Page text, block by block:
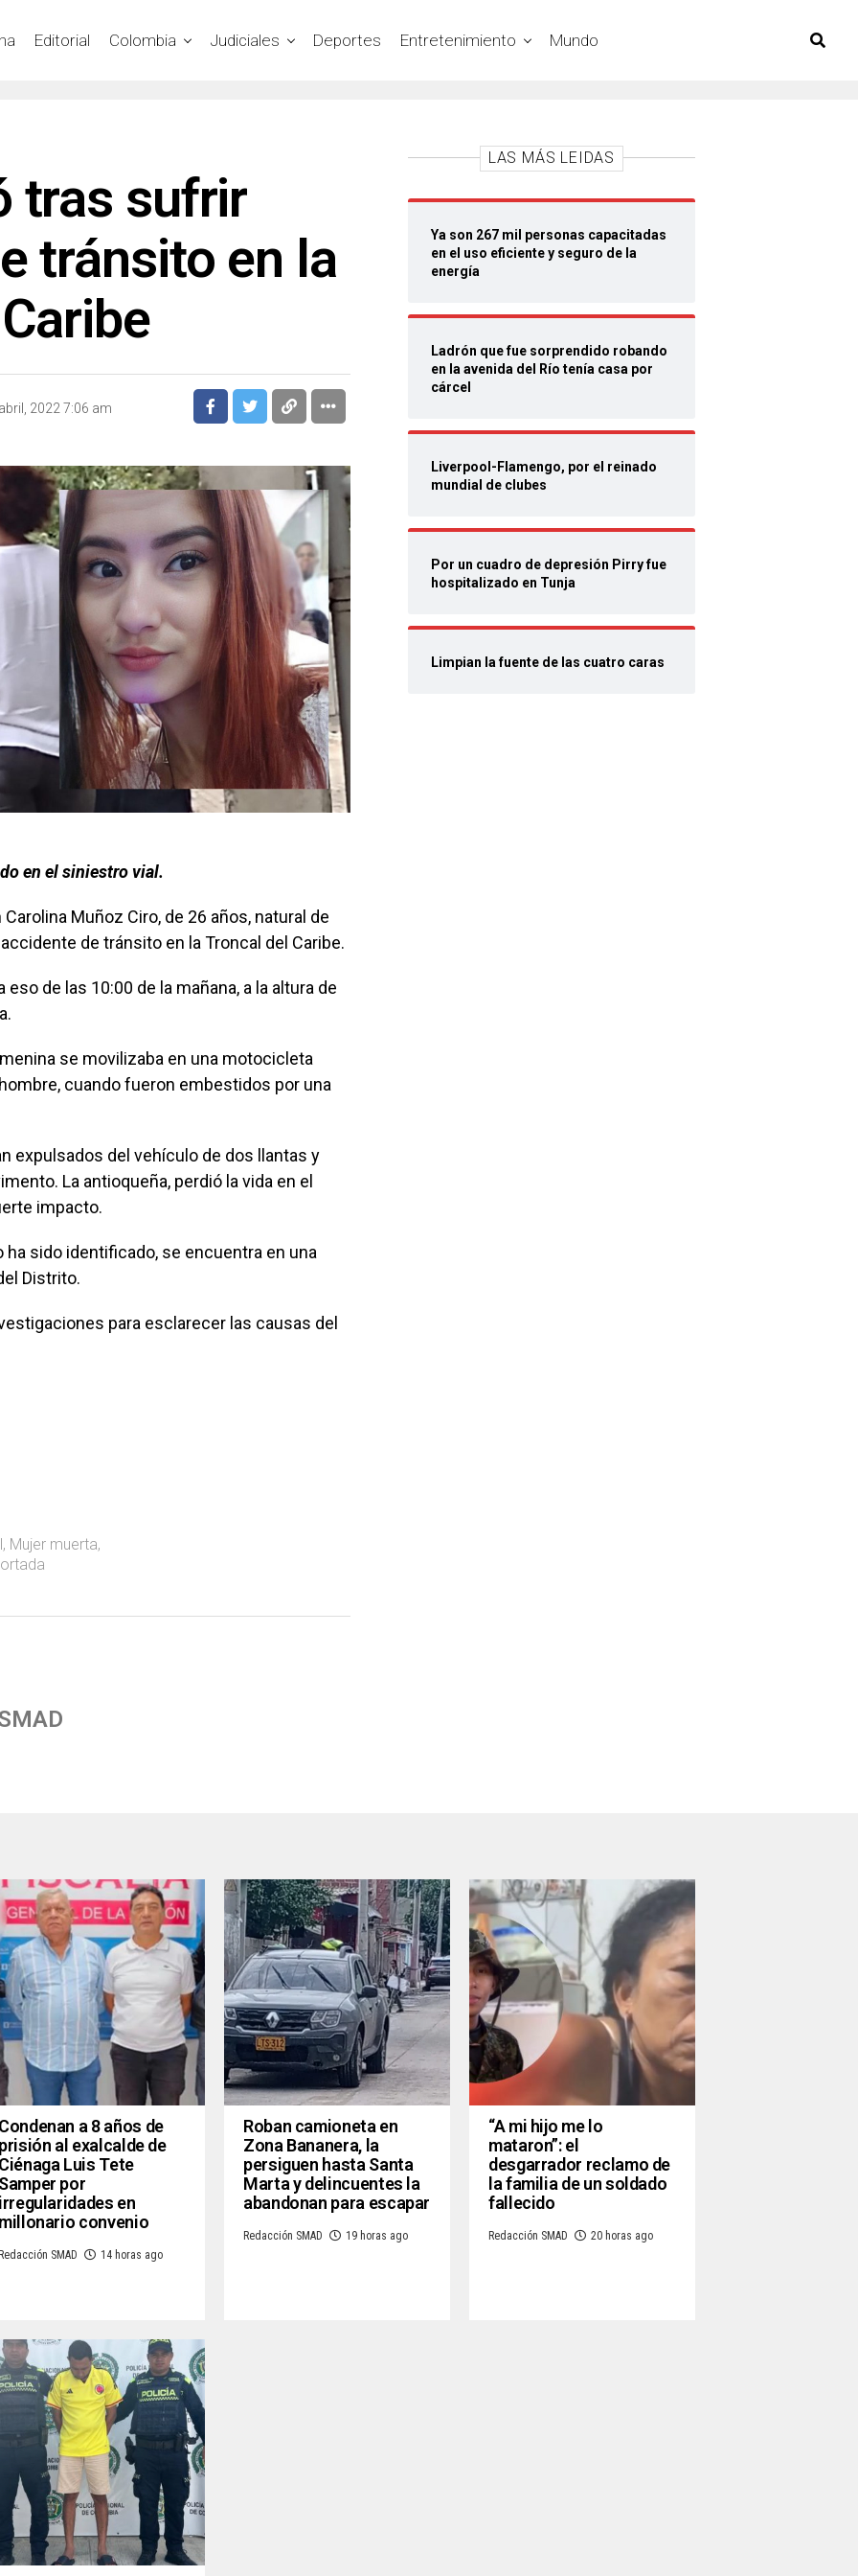
Editorial Colombia Judiciales Deportes Entretenimiento Mundo
tras sufrir
tránsito en la
2022 7:06 am
en el siniestro vial.
Muñoz Ciro, de 26 años, natural de
de tránsito en la Troncal del Caribe.
de las 10:00 de la mañana, a la altura de
se movilizaba en una motocicleta
cuando fueron embestidos por una
expulsados del vehículo de dos llantas y
La antioqueña, perdió la vida en el
impacto.
sido identificado, se encuentra en una
Distrito.
para esclarecer las causas del
, Mujer muerta,
LAS MÁS LEIDAS
Ya son 267 mil personas capacitadas
en el uso eficiente y seguro de la
energía
Ladrón que fue sorprendido robando
en la avenida del Río tenía casa por
cárcel
Liverpool-Flamengo, por el reinado
mundial de clubes
Por un cuadro de depresión Pirry fue
hospitalizado en Tunja
Limpian la fuente de las cuatro caras
Condenan a 8 años de
prisión al exalcalde de
Ciénaga Luis Tete
Samper por
irregularidades en
millonario convenio
Redacción SMAD 14 horas ago
Roban camioneta en
Zona Bananera, la
persiguen hasta Santa
Marta y delincuentes la
abandonan para escapar
Redacción SMAD 19 horas ago
“A mi hijo me lo
mataron”: el
desgarrador reclamo de
la familia de un soldado
fallecido
Redacción SMAD 20 horas ago